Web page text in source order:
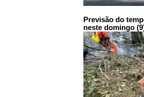
Previsão do
neste domingo